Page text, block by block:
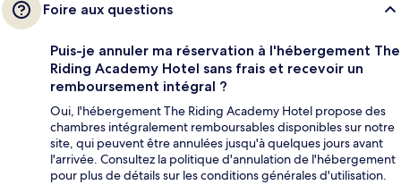
Foire aux questions
Puis-je annuler ma réservation à l'hébergement The
Riding Academy Hotel sans frais et recevoir un
remboursement intégral ?
Oui, l'hébergement The Riding Academy Hotel propose des
chambres intégralement remboursables disponibles sur notre
site, qui peuvent être annulées jusqu'à quelques jours avant
l'arrivée. Consultez la politique d'annulation de l'hébergement
pour plus de détails sur les conditions générales d'utilisation.